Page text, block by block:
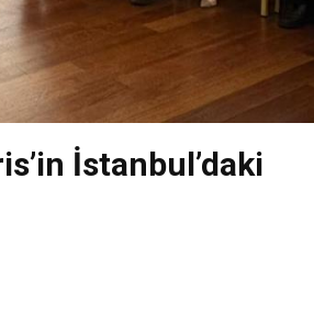
İstanbul’daki